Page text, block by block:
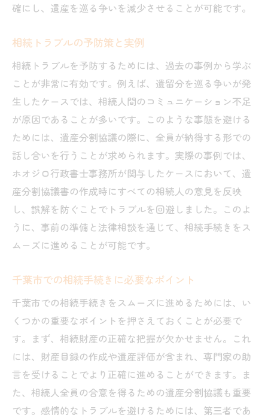
確にし、遺産を巡る争いを減少させることが可能です。
相続トラブルの予防策と実例
相続トラブルを予防するためには、過去の事例から学ぶ
ことが非常に有効です。例えば、遺留分を巡る争いが発
生したケースでは、相続人間のコミュニケーション不足
が原因であることが多いです。このような事態を避ける
ためには、遺産分割協議の際に、全員が納得する形での
話し合いを行うことが求められます。実際の事例では、
ホオジロ行政書士事務所が関与したケースにおいて、遺
産分割協議書の作成時にすべての相続人の意見を反映
し、誤解を防ぐことでトラブルを回避しました。このよ
うに、事前の準備と法律相談を通じて、相続手続きをス
ムーズに進めることが可能です。
千葉市での相続手続きに必要なポイント
千葉市での相続手続きをスムーズに進めるためには、い
くつかの重要なポイントを押さえておくことが必要で
す。まず、相続財産の正確な把握が欠かせません。これ
には、財産目録の作成や遺産評価が含まれ、専門家の助
言を受けることでより正確に進めることができます。ま
た、相続人全員の合意を得るための遺産分割協議も重要
です。感情的なトラブルを避けるためには、第三者であ